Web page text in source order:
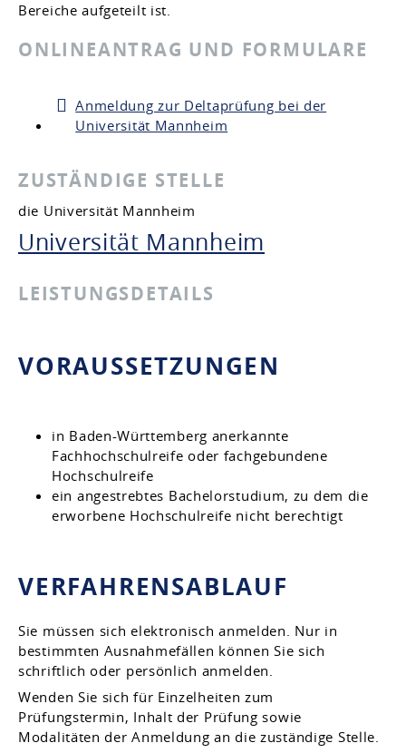
Bereiche aufgeteilt ist.
ONLINEANTRAG UND FORMULARE
Anmeldung zur Deltaprüfung bei der
Universität Mannheim
ZUSTÄNDIGE STELLE
die Universität Mannheim
Universität Mannheim
LEISTUNGSDETAILS
VORAUSSETZUNGEN
in Baden-Württemberg anerkannte
Fachhochschulreife oder fachgebundene
Hochschulreife
ein angestrebtes Bachelorstudium, zu dem die
erworbene Hochschulreife nicht berechtigt
VERFAHRENSABLAUF
Sie müssen sich elektronisch anmelden. Nur in
bestimmten Ausnahmefällen können Sie sich
schriftlich oder persönlich anmelden.
Wenden Sie sich für Einzelheiten zum
Prüfungstermin, Inhalt der Prüfung sowie
Modalitäten der Anmeldung an die zuständige Stelle.